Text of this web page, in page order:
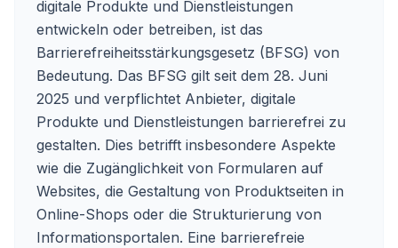
digitale Produkte und Dienstleistungen
entwickeln oder betreiben, ist das
Barrierefreiheitsstärkungsgesetz (BFSG) von
Bedeutung. Das BFSG gilt seit dem 28. Juni
2025 und verpflichtet Anbieter, digitale
Produkte und Dienstleistungen barrierefrei zu
gestalten. Dies betrifft insbesondere Aspekte
wie die Zugänglichkeit von Formularen auf
Websites, die Gestaltung von Produktseiten in
Online-Shops oder die Strukturierung von
Informationsportalen. Eine barrierefreie